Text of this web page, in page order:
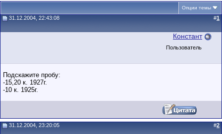
Опции темы
31.12.2004, 22:43:08 #1
Констант
Пользователь
Подскажите пробу:
-15,20 к. 1927г.
-10 к. 1925г.
31.12.2004, 23:20:05 #2